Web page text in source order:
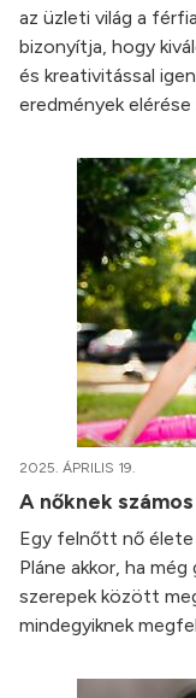
az üzleti világ a
bizonyítja, hogy
és kreativitással
eredmények
2025. ÁPRILIS 19.
A nőknek
Egy felnőtt nő élete
Pláne akkor, ha
szerepek között
mindegyiknek